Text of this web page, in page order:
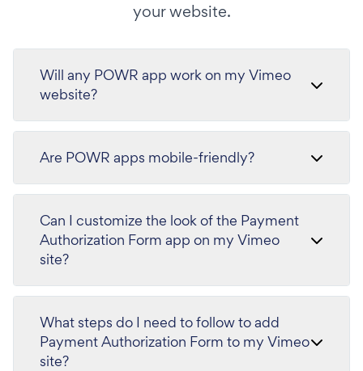
your website.
Will any POWR app work on my Vimeo
website?
Are POWR apps mobile-friendly?
Can I customize the look of the Payment
Authorization Form app on my Vimeo
site?
What steps do I need to follow to add
Payment Authorization Form to my Vimeo
site?